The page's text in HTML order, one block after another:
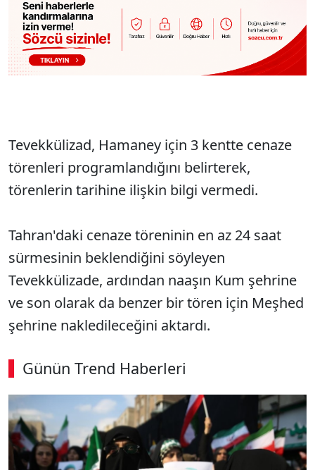
Tevekkülizad, Hamaney için 3 kentte cenaze
törenleri programlandığını belirterek,
törenlerin tarihine ilişkin bilgi vermedi.
Tahran'daki cenaze töreninin en az 24 saat
sürmesinin beklendiğini söyleyen
Tevekkülizade, ardından naaşın Kum şehrine
ve son olarak da benzer bir tören için Meşhed
şehrine nakledileceğini aktardı.
Günün Trend Haberleri